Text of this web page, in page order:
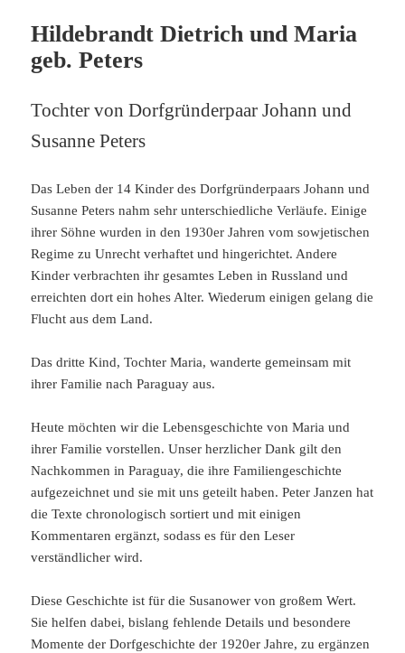
Hildebrandt Dietrich und Maria
geb. Peters
Tochter von Dorfgründerpaar Johann und
Susanne Peters
Das Leben der 14 Kinder des Dorfgründerpaars Johann und
Susanne Peters nahm sehr unterschiedliche Verläufe. Einige
ihrer Söhne wurden in den 1930er Jahren vom sowjetischen
Regime zu Unrecht verhaftet und hingerichtet. Andere
Kinder verbrachten ihr gesamtes Leben in Russland und
erreichten dort ein hohes Alter. Wiederum einigen gelang die
Flucht aus dem Land.
Das dritte Kind, Tochter Maria, wanderte gemeinsam mit
ihrer Familie nach Paraguay aus.
Heute möchten wir die Lebensgeschichte von Maria und
ihrer Familie vorstellen. Unser herzlicher Dank gilt den
Nachkommen in Paraguay, die ihre Familiengeschichte
aufgezeichnet und sie mit uns geteilt haben. Peter Janzen hat
die Texte chronologisch sortiert und mit einigen
Kommentaren ergänzt, sodass es für den Leser
verständlicher wird.
Diese Geschichte ist für die Susanower von großem Wert.
Sie helfen dabei, bislang fehlende Details und besondere
Momente der Dorfgeschichte der 1920er Jahre, zu ergänzen